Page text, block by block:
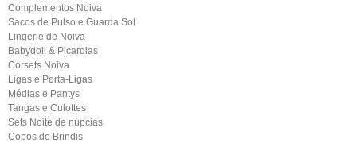
Complementos Noiva
Sacos de Pulso e Guarda Sol
Lingerie de Noiva
Babydoll & Picardias
Corsets Noiva
Ligas e Porta-Ligas
Médias e Pantys
Tangas e Culottes
Sets Noite de núpcias
Copos de Brindis